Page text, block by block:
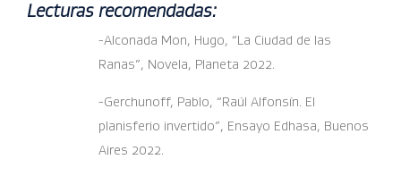
Lecturas recomendadas:
-Alconada Mon, Hugo, “La Ciudad de las
Ranas”, Novela, Planeta 2022.
-Gerchunoff, Pablo, “Raúl Alfonsín. El
planisferio invertido”, Ensayo Edhasa, Buenos
Aires 2022.